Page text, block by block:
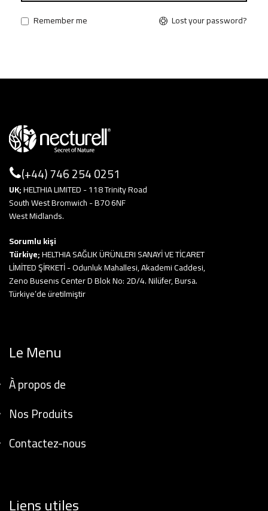
Lost your password?
Remember me
(+44) 746 254 0251
UK;HELTHIA LIMITED - 118 Trinity Road
South West Bromwich - B70 6NF
West Midlands.
Sorumlu kişi
Türkiye;HELTHIA SAĞLIK ÜRÜNLERI SANAYİ VE TİCARET
LİMİTED ŞİRKETİ - Odunluk Mahallesi, Akademi Caddesi,
Zeno Busenıs Center D Blok No: 2D/4. Nilüfer, Bursa.
Türkiye’de üretilmiştir
Le Menu
À propos de
Nos Produits
Contactez-nous
Liens utiles